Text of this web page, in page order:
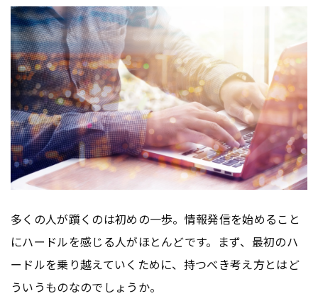
多くの人が躓くのは初めの一歩。情報発信を始めること
にハードルを感じる人がほとんどです。まず、最初のハ
ードルを乗り越えていくために、持つべき考え方とはど
ういうものなのでしょうか。